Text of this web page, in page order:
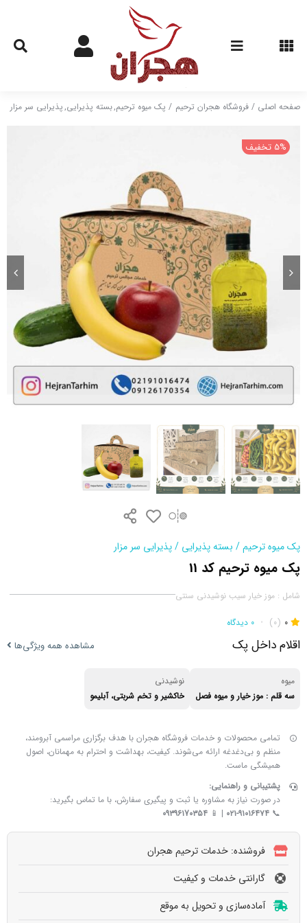
content
صفحه اصلی فروشگاه هجران ترحیم پک میوه ترحیم بسته پذیرایی پذیرایی سر مزار
5% تخفیف
پک میوه ترحیم/ بسته پذیرایی /پذیرایی سر مزار
پک میوه ترحیم کد 11
شامل : موز خیار سیب نوشیدنی سنتی
0
(0)
• 0 دیدگاه
اقلام داخل پک مشاهده همه ویژگی‌ها
میوه
سه قلم : موز خیار و میوه فصل
نوشیدنی
خاکشیر و تخم شربتی، آبلیمو
تمامی محصولات و خدمات فروشگاه هجران با هدف برگزاری مراسمی آبرومند،
منظم و بی‌دغدغه ارائه می‌شوند. کیفیت، بهداشت و احترام به مهمانان، اصول
همیشگی ماست.
پشتیبانی و راهنمایی:
در صورت نیاز به مشاوره یا ثبت و پیگیری سفارش، با ما تماس بگیرید:
📞 ۰۲۱-۹۱۰۱۶۴۷۴ | 📱 ۰۹۳۹۶۱7۰۳۵۴
فروشنده: خدمات ترحیم هجران
گارانتی خدمات و کیفیت
آماده‌سازی و تحویل به‌ موقع